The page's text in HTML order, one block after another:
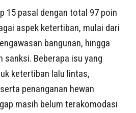
15 pasal dengan total 97 poin
aspek ketertiban, mulai dari
bangunan, hingga
sanksi. Beberapa isu yang
ketertiban lalu lintas,
penanganan hewan
masih belum terakomodasi